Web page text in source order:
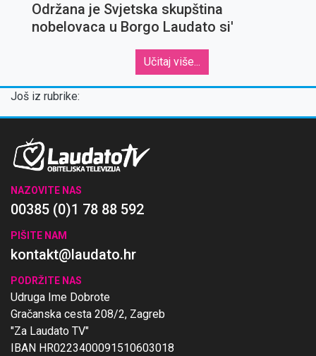
Održana je Svjetska skupština
nobelovaca u Borgo Laudato si'
Učitaj više...
Još iz rubrike:
NAZOVITE NAS
00385 (0)1 78 88 592
PIŠITE NAM
kontakt@laudato.hr
PODRŽITE NAS
Udruga Ime Dobrote
Gračanska cesta 208/2, Zagreb
"Za Laudato TV"
IBAN HR0223400091510603018